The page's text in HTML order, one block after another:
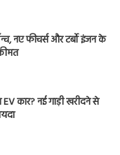
नए फीचर्स और टर्बो इंजन के
कार? नई गाड़ी खरीदने से